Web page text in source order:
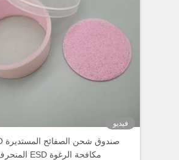
فيديو
مكافحة الرغوة ESD المنحرف